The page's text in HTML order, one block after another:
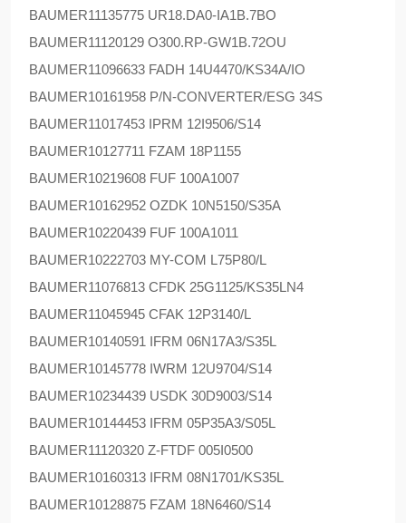
BAUMER11135775 UR18.DA0-IA1B.7BO
BAUMER11120129 O300.RP-GW1B.72OU
BAUMER11096633 FADH 14U4470/KS34A/IO
BAUMER10161958 P/N-CONVERTER/ESG 34S
BAUMER11017453 IPRM 12I9506/S14
BAUMER10127711 FZAM 18P1155
BAUMER10219608 FUF 100A1007
BAUMER10162952 OZDK 10N5150/S35A
BAUMER10220439 FUF 100A1011
BAUMER10222703 MY-COM L75P80/L
BAUMER11076813 CFDK 25G1125/KS35LN4
BAUMER11045945 CFAK 12P3140/L
BAUMER10140591 IFRM 06N17A3/S35L
BAUMER10145778 IWRM 12U9704/S14
BAUMER10234439 USDK 30D9003/S14
BAUMER10144453 IFRM 05P35A3/S05L
BAUMER11120320 Z-FTDF 005I0500
BAUMER10160313 IFRM 08N1701/KS35L
BAUMER10128875 FZAM 18N6460/S14